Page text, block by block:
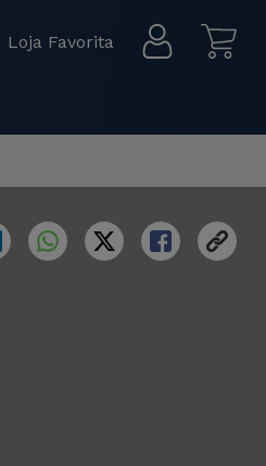
Loja Favorita